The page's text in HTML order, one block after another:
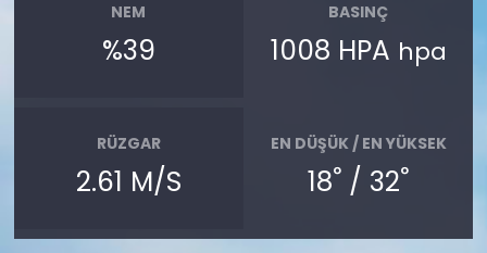
NEM
%39
BASINÇ
1008 HPA hpa
RÜZGAR
2.61 M/S
EN DÜŞÜK / EN YÜKSEK
18° / 32°